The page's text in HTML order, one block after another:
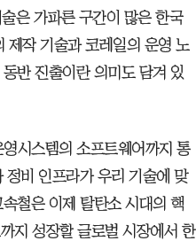
은 가파른 구간이 많은 한국
제작 기술과 코레일의 운영 노
반 진출이란 의미도 담겨 있
시스템의 소프트웨어까지 통
비 인프라가 우리 기술에 맞
철은 이제 탈탄소 시대의 핵
지 성장할 글로벌 시장에서 한